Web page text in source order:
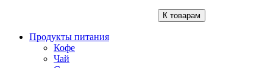
К товарам
Продукты питания
Кофе
Чай